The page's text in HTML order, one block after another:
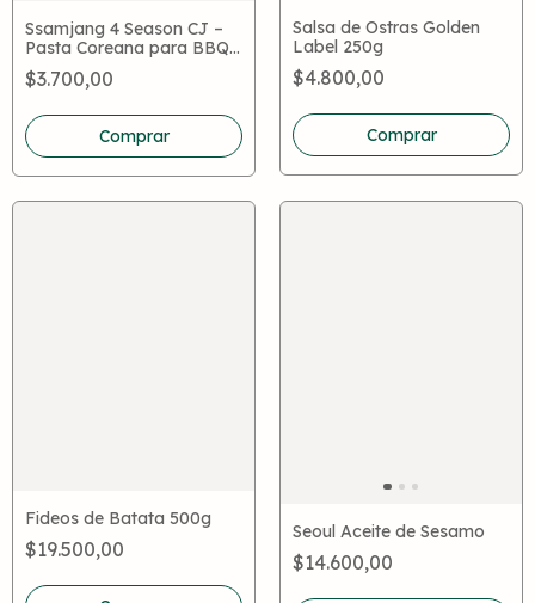
Ssamjang 4 Season CJ –
Pasta Coreana para BBQ
y Wraps
$3.700,00
Comprar
Salsa de Ostras Golden
Label 250g
$4.800,00
Fideos de Batata 500g
$19.500,00
Seoul Aceite de Sesamo
$14.600,00